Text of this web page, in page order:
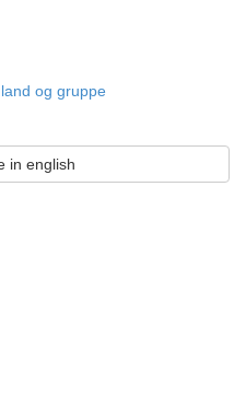
og gruppe
in english